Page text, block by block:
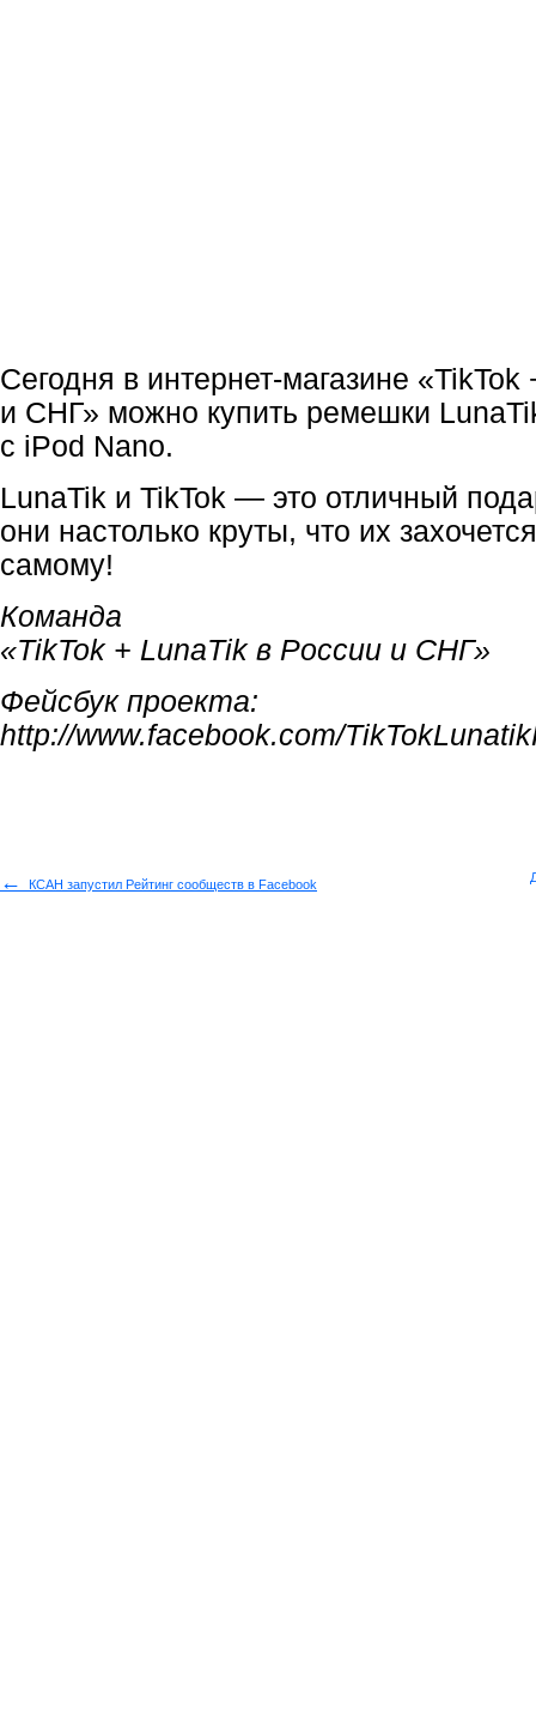
Сегодня в интернет-магазине
и СНГ» можно купить ремешки
с iPod Nano.
LunaTik и TikTok — это отличный
они настолько круты, что их
самому!
Команда
«TikTok + LunaTik в России и СНГ»
Фейсбук проекта:
http://www.facebook.com/
← КСАН запустил Рейтинг сообществ в Facebook